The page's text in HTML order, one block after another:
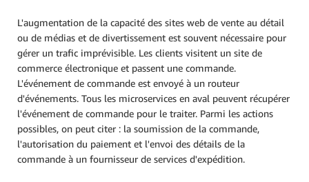
L'augmentation de la capacité des sites web de vente au détail
ou de médias et de divertissement est souvent nécessaire pour
gérer un trafic imprévisible. Les clients visitent un site de
commerce électronique et passent une commande.
L'événement de commande est envoyé à un routeur
d'événements. Tous les microservices en aval peuvent récupérer
l'événement de commande pour le traiter. Parmi les actions
possibles, on peut citer : la soumission de la commande,
l'autorisation du paiement et l'envoi des détails de la
commande à un fournisseur de services d'expédition.